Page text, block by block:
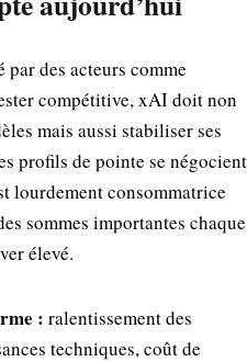
des acteurs comme
compétitive, xAI doit non
mais aussi stabiliser ses
profils de pointe se négocient
lourdement consommatrice
sommes importantes chaque
élevé.
: ralentissement des
techniques, coût de